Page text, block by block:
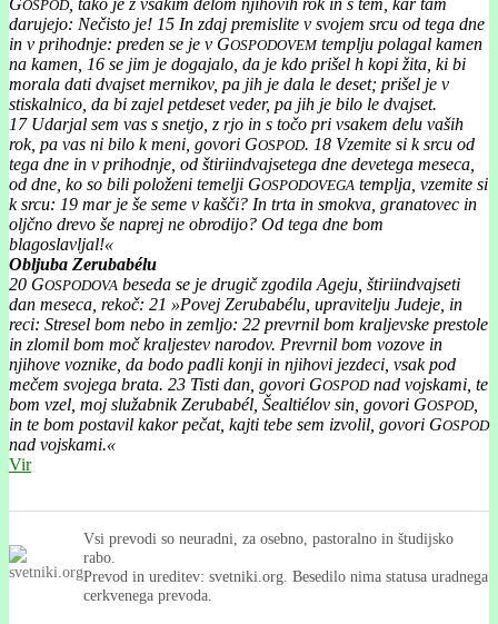
OSPOD
darujejo: Nečisto je! 15 In zdaj premislite v svojem srcu od tega dne
in v prihodnje: preden se je v GOSPODOVEMtemplju polagal kamen
na kamen, 16 se jim je dogajalo, da je kdo prišel h kopi žita, ki bi
morala dati dvajset mernikov, pa jih je dala le deset; prišel je v
stiskalnico, da bi zajel petdeset veder, pa jih je bilo le dvajset.
17 Udarjal sem vas s snetjo, z rjo in s točo pri vsakem delu vaših
rok, pa vas ni bilo k meni, govori GOSPOD. 18 Vzemite si k srcu od
tega dne in v prihodnje, od štiriindvajsetega dne devetega meseca,
od dne, ko so bili položeni temelji GOSPODOVEGA templja, vzemite si
k srcu: 19 mar je še seme v kašči? In trta in smokva, granatovec in
oljčno drevo še naprej ne obrodijo? Od tega dne bom
blagoslavljal!«
Obljuba Zerubabélu
20 GOSPODOVA beseda se je drugič zgodila Ageju, štiriindvajseti
dan meseca, rekoč: 21 »Povej Zerubabélu, upravitelju Judeje, in
reci: Stresel bom nebo in zemljo: 22 prevrnil bom kraljevske prestole
in zlomil bom moč kraljestev narodov. Prevrnil bom vozove in
njihove voznike, da bodo padli konji in njihovi jezdeci, vsak pod
mečem svojega brata. 23 Tisti dan, govori GOSPODnad vojskami, te
bom vzel, moj služabnik Zerubabél, Šealtiélov sin, govori GOSPOD,
in te bom postavil kakor pečat, kajti tebe sem izvolil, govori GOSPOD
nad vojskami.«
Vir
Vsi prevodi so neuradni, za osebno, pastoralno in študijsko
rabo.
Prevod in ureditev: svetniki.org. Besedilo nima statusa uradnega
cerkvenega prevoda.